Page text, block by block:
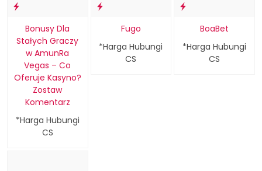
Bonusy Dla
Stałych Graczy
w AmunRa
Vegas – Co
Oferuje Kasyno?
Zostaw
Komentarz
*Harga Hubungi
CS
Fugo
*Harga Hubungi
CS
BoaBet
*Harga Hubungi
CS